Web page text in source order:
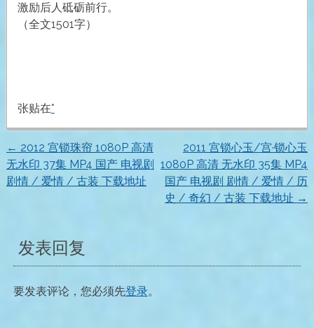
激励后人砥砺前行。
（全文1501字）
张贴在*
文
章
航
← 2012 宫锁珠帘 1080P 高清
无水印 37集 MP4 国产 电视剧
剧情 / 爱情 / 古装 下载地址
2011 宫锁心玉/宫·锁心玉
1080P 高清 无水印 35集 MP4
国产 电视剧 剧情 / 爱情 / 历
史 / 奇幻 / 古装 下载地址 →
发表回复
要发表评论，您必须先登录。